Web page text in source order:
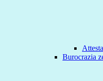
Burocrazia